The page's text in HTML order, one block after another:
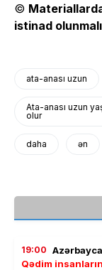
©
istinad
ata-anası uzun
Ata-anası uzun
olur
daha ən
19:00
Qədim